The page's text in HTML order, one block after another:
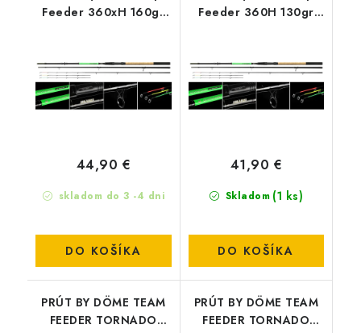
Feeder 360xH 160gr
skladom do 3 -4 dni
44,90 €
DO KOŠÍKA
Feeder 360H 130gr
Skladom (1 ks)
41,90 €
DO KOŠÍKA
PRÚT BY DÖME TEAM
FEEDER TORNADO
PRÚT BY DÖME TEAM
FEEDER TORNADO